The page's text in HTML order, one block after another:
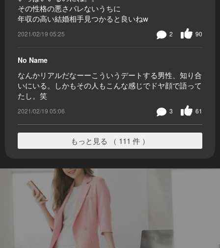
その性格の悪さバレないうちに
年収の高い結婚相手見つかると良いねw
2021/02/19 05:25 90
2
No Name
なんかリアルだなーーこういうデートする男性、知り合
いにいる。しかもその人もこんな感じでドヤ顔で語って
たし。笑
2021/02/19 05:06 61
3
もっと見る （ 111 件 ）